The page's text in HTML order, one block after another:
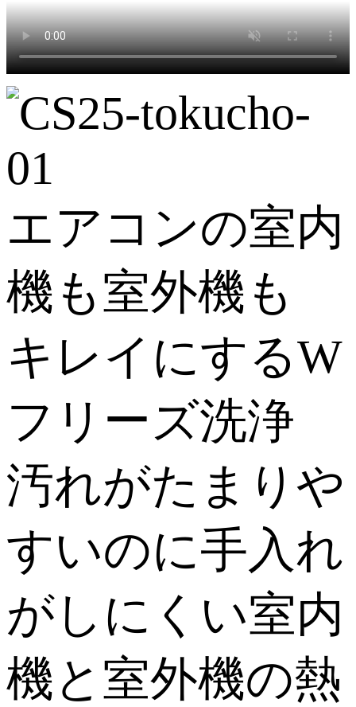
エアコンの室内
機も室外機も
キレイにするW
フリーズ洗浄
汚れがたまりや
すいのに手入れ
がしにくい室内
機と室外機の熱